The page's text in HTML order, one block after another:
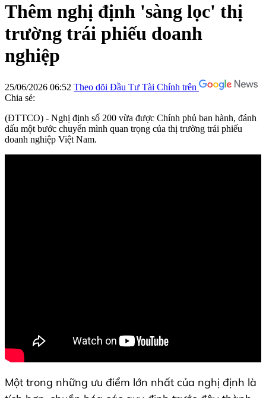
Thêm nghị định 'sàng lọc' thị
trường trái phiếu doanh
nghiệp
25/06/2026 06:52 Theo dõi Đầu Tư Tài Chính trên
Chia sẻ:
(ĐTTCO) - Nghị định số 200 vừa được Chính phủ ban hành, đánh
dấu một bước chuyển mình quan trọng của thị trường trái phiếu
doanh nghiệp Việt Nam.
Một trong những ưu điểm lớn nhất của nghị định là